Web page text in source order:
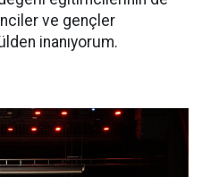
ve gençler
inanıyorum.